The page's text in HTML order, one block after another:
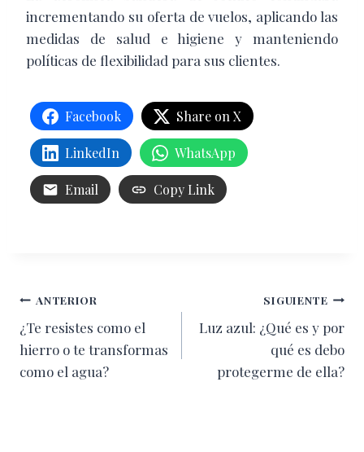
incrementando su oferta de vuelos, aplicando las
medidas de salud e higiene y manteniendo
políticas de flexibilidad para sus clientes.
Facebook Share on X
LinkedIn WhatsApp
Email Copy Link
Navegación
de
entradas
ANTERIOR
¿Te resistes como el
hierro o te transformas
como el agua?
SIGUIENTE
Luz azul: ¿Qué es y por
qué es debo
protegerme de ella?